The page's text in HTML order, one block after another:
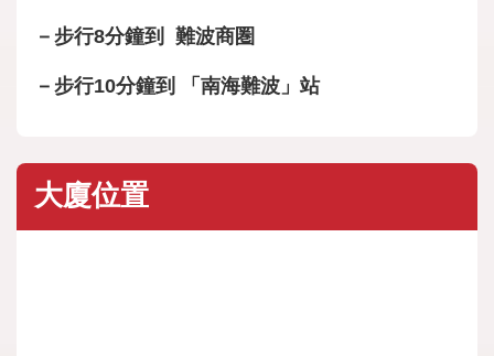
－步行8分鐘到 難波商圏
－步行10分鐘到 「南海難波」站
大廈位置